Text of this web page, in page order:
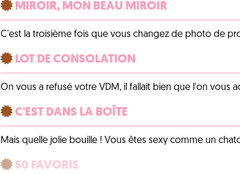
MIROIR, MON BEAU MIROIR
C'est la troisième fois que vous changez de photo de
LOT DE CONSOLATION
On vous a refusé votre VDM, il fallait bien que l'on vous
C'EST DANS LA BOÎTE
Mais quelle jolie bouille ! Vous êtes sexy comme un
50 FAVORIS